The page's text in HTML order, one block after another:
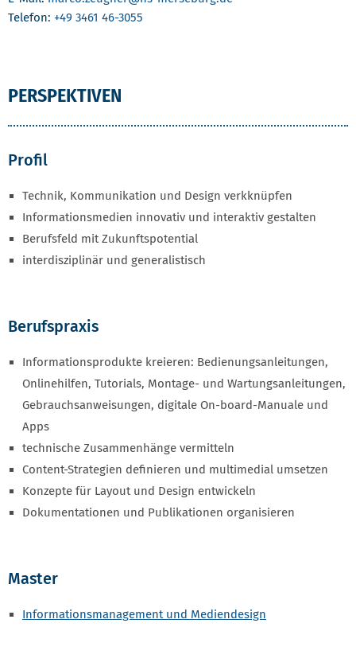
Telefon: +49 3461 46-3055
PERSPEKTIVEN
Profil
Technik, Kommunikation und Design verkknüpfen
Informationsmedien innovativ und interaktiv gestalten
Berufsfeld mit Zukunftspotential
interdisziplinär und generalistisch
Berufspraxis
Informationsprodukte kreieren: Bedienungsanleitungen,
Onlinehilfen, Tutorials, Montage- und Wartungsanleitungen,
Gebrauchsanweisungen, digitale On-board-Manuale und
Apps
technische Zusammenhänge vermitteln
Content-Strategien definieren und multimedial umsetzen
Konzepte für Layout und Design entwickeln
Dokumentationen und Publikationen organisieren
Master
Informationsmanagement und Mediendesign